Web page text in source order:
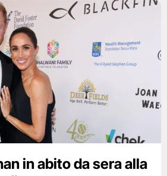
in abito da sera alla